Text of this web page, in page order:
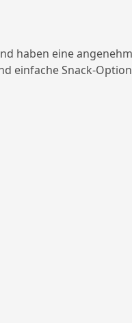
haben eine
einfache Snack-